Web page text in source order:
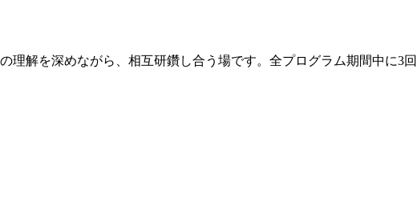
理解を深めながら、相互研鑽し合う場です。全プログラム期間中に3回